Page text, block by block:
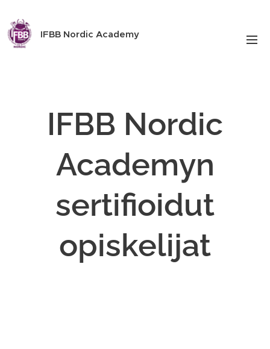
IFBB Nordic Academy
IFBB Nordic
Academyn
sertifioidut
opiskelijat